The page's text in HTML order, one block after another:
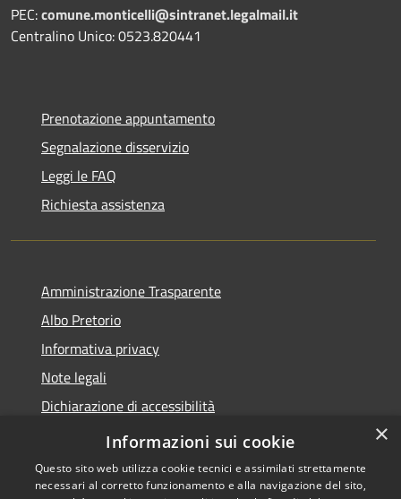
PEC:comune.monticelli@sintranet.legalmail.it
Centralino Unico: 0523.820441
Prenotazione appuntamento
Segnalazione disservizio
Leggi le FAQ
Richiesta assistenza
Amministrazione Trasparente
Albo Pretorio
Informativa privacy
Note legali
Dichiarazione di accessibilità
Obiettivi di accessibilità
×
Informazioni sui cookie
Questo sito web utilizza cookie tecnici e assimilati strettamente
necessari al corretto funzionamento e alla navigazione del sito,